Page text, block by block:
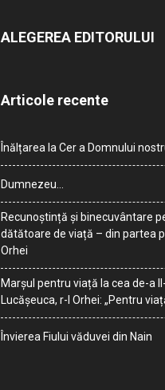
ALEGEREA EDITORULUI
Articole recente
Înălțarea la Cer a Domnului
Dumnezeu…
Recunoștință și binecuvântare
dătătoare de viață – din partea
Orhei
Marșul pentru viață la cea de-a
Lucășeuca, r-l Orhei: „Pentru
Învierea Fiului văduvei din Nain